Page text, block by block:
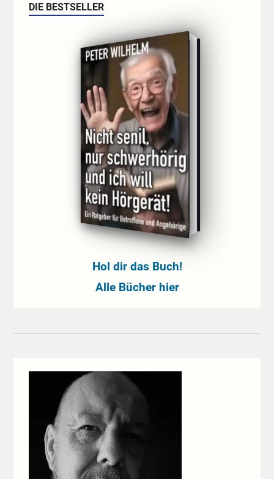
DIE BESTSELLER
Hol dir das Buch!
Alle Bücher hier